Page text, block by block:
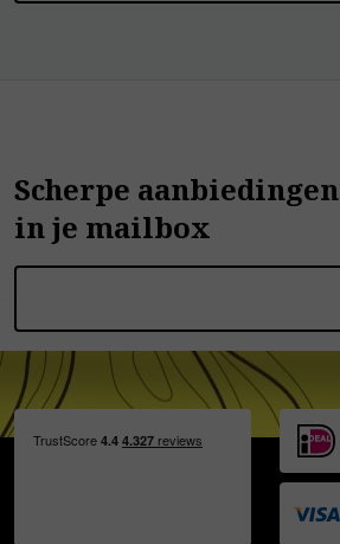
Scherpe aanbiedingen
in je mailbox